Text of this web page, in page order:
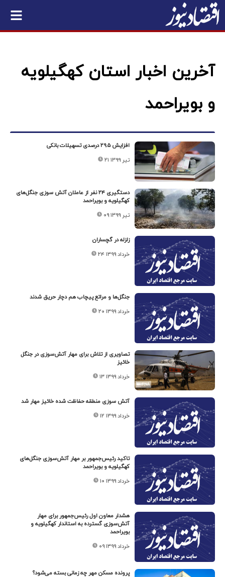
آخرین اخبار استان کهگیلویه
و بویراحمد
افزایش ۲۹.۵ درصدی تسهیلات بانکی
۲۱ تیر ۱۳۹۹
دستگیری ۲۴ نفر از عاملان آتش سوزی جنگل‌های
کهگیلویه و بویراحمد
۰۹ تیر ۱۳۹۹
زلزله در گچساران
۲۴ خرداد ۱۳۹۹
جنگل‌ها و مراتع پیچاب هم دچار حریق شدند
۲۰ خرداد ۱۳۹۹
تصاویری از تلاش برای مهار آتش‌سوزی در جنگل
خائیز
۱۳ خرداد ۱۳۹۹
آتش سوزی منطقه حفاظت شده خائیز مهار شد
۱۲ خرداد ۱۳۹۹
تاکید رئیس‌جمهور بر مهار آتش‌سوزی جنگل‌های
کهگیلویه و بویراحمد
۱۰ خرداد ۱۳۹۹
هشدار معاون اول رئیس‌جمهور برای مهار
آتش‌سوزی گسترده به استاندار کهگیلویه و
بویراحمد
۰۹ خرداد ۱۳۹۹
پرونده مسکن مهر چه زمانی بسته می‌شود؟